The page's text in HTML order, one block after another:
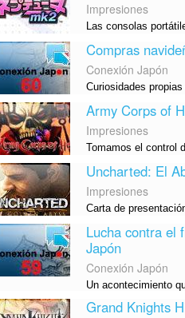
Impresiones
Las consolas
Compras
Conexión Japón
Curiosidades
Army Corps of
Impresiones
Tomamos el control
Uncharted: El
Impresiones
Carta de
Lucha contra el
Japón
Conexión Japón
Un acontecimiento
Grand Knights